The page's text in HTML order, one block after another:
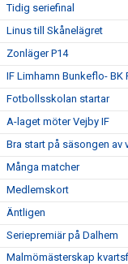
Tidig seriefinal
Linus till Skånelägret
Zonläger P14
IF Limhamn Bunkeflo- BK
Fotbollsskolan startar
A-laget möter Vejby IF
Bra start på säsongen av
Många matcher
Medlemskort
Äntligen
Seriepremiär på Dalhem
Malmömästerskap